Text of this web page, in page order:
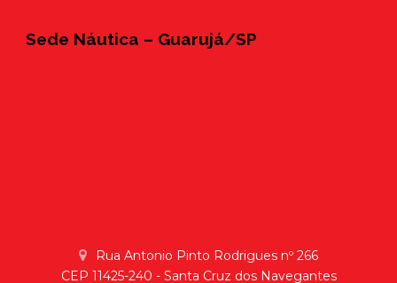
Sede Náutica – Guarujá/SP
Rua Antonio Pinto Rodrigues nº 266
CEP 11425-240 - Santa Cruz dos Navegantes